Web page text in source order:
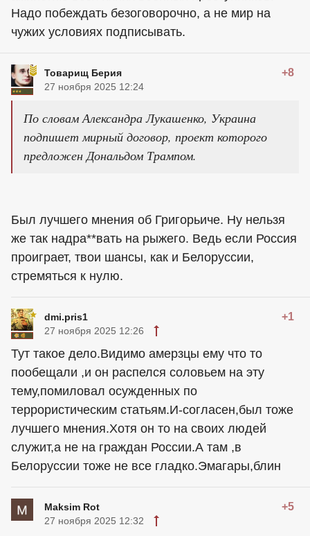
Надо побеждать безоговорочно, а не мир на
чужих условиях подписывать.
Товарищ Берия +8
27 ноября 2025 12:24
По словам Александра Лукашенко, Украина
подпишет мирный договор, проект которого
предложен Дональдом Трампом.
Был лучшего мнения об Григорьиче. Ну нельзя
же так надра**вать на рыжего. Ведь если Россия
проиграет, твои шансы, как и Белоруссии,
стремяться к нулю.
dmi.pris1 +1
27 ноября 2025 12:26
Тут такое дело.Видимо амерзцы ему что то
пообещали ,и он распелся соловьем на эту
тему,помиловал осужденных по
террористическим статьям.И-согласен,был тоже
лучшего мнения.Хотя он то на своих людей
служит,а не на граждан России.А там ,в
Белоруссии тоже не все гладко.Эмагары,блин
Maksim Rot +5
27 ноября 2025 12:32